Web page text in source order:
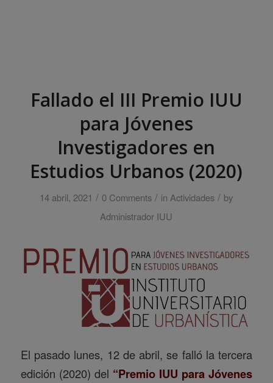
Fallado el III Premio IUU
para Jóvenes
Investigadores en
Estudios Urbanos (2020)
14 abril, 2021 / 0 Comments / in Actividades / by
Administrador IUU
El pasado lunes, 12 de abril, se falló la tercera
edición (2020) del “Premio IUU para Jóvenes